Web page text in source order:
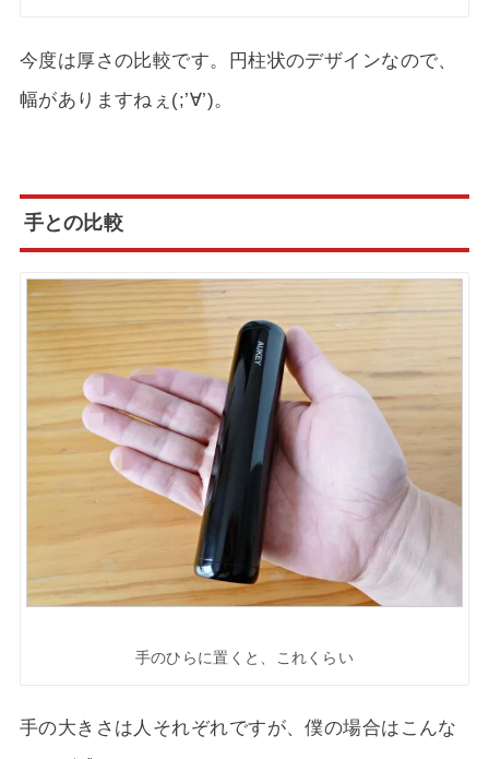
今度は厚さの比較です。円柱状のデザインなので、
幅がありますねぇ(;’∀’)。
手との比較
手のひらに置くと、これくらい
手の大きさは人それぞれですが、僕の場合はこんな